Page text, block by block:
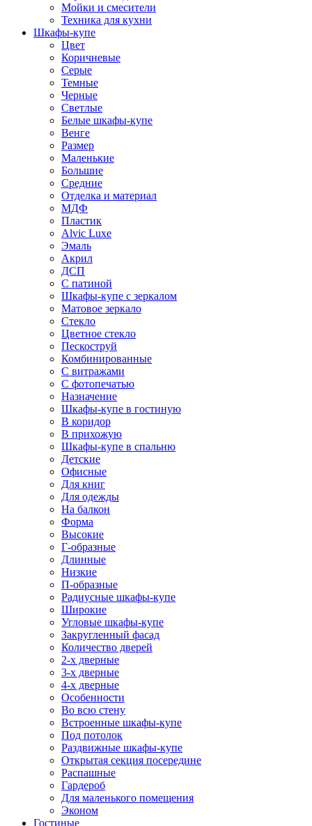
Мойки и смесители
Техника для кухни
Шкафы-купе
Цвет
Коричневые
Серые
Темные
Черные
Светлые
Белые шкафы-купе
Венге
Размер
Маленькие
Большие
Средние
Отделка и материал
МДФ
Пластик
Alvic Luxe
Эмаль
Акрил
ДСП
С патиной
Шкафы-купе с зеркалом
Матовое зеркало
Стекло
Цветное стекло
Пескоструй
Комбинированные
С витражами
С фотопечатью
Назначение
Шкафы-купе в гостиную
В коридор
В прихожую
Шкафы-купе в спальню
Детские
Офисные
Для книг
Для одежды
На балкон
Форма
Высокие
Г-образные
Длинные
Низкие
П-образные
Радиусные шкафы-купе
Широкие
Угловые шкафы-купе
Закругленный фасад
Количество дверей
2-х дверные
3-х дверные
4-х дверные
Особенности
Во всю стену
Встроенные шкафы-купе
Под потолок
Раздвижные шкафы-купе
Открытая секция посередине
Распашные
Гардероб
Для маленького помещения
Эконом
Гостиные